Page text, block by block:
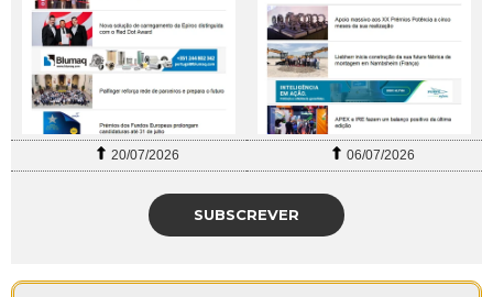
20/07/2026 06/07/2026
SUBSCREVER